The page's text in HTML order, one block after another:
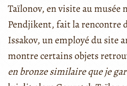
Taïlonov, en visite au musée
Pendjikent, fait la rencontre
Issakov, un employé du site
montre certains objets
en bronze similaire que je